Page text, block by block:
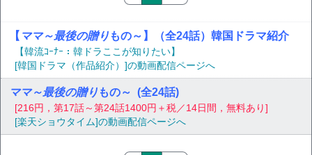
【 ママ～最後の贈り もの～】（全24話）韓国ドラマ紹介
【韓流ｺｰﾅｰ：韓ドラここが知りたい】
[韓国ドラマ（作品紹介）]の動画配信ページへ
ママ～最後の贈り もの～ (全24話)
[216円，第17話～第24話1400円＋税／14日間，無料あり]
[楽天ショウタイム]の動画配信ページへ